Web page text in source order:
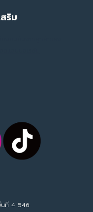
ริม
นที่ 4 546